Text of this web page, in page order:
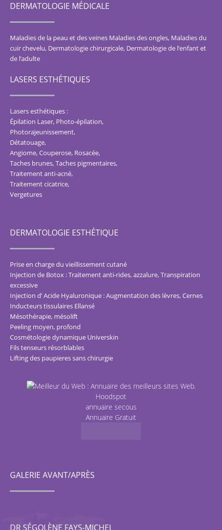
DERMATOLOGIE MÉDICALE
Maladies de la peau et des veines Maladies des ongles, Maladies du
cuir chevelu, Dermatologie chirurgicale, Dermatologie de l’enfant et
de l’adulte
LASERS ESTHÉTIQUES
Lasers esthétiques :
Épilation Laser, Photo-épilation,
Photorajeunissement,
Détatouage,
Angiome, Couperose, Rosacée,
Taches brunes, Taches pigmentaires,
Traitement anti-acné,
Traitement cicatrice,
Vergetures
DERMATOLOGIE ESTHÉTIQUE
Prise en charge du vieillissement cutané
Injection de Botox : Traitement anti-rides, azzalure, Transpiration
excessive
Injection d’ Acide Hyaluronique : Augmentation des lèvres, Cernes
Inducteurs tissulaires Ellansé
Mésothérapie, mésolift
Peeling moyen, profond
Cosmétologie dynamique Universkin
Fils tenseurs résorblables
Lifting des paupieres sans chirurgie
Hoodspot
annuaire secous
Annuaire Gratuit
GALERIE AVANT/APRÈS
DR SÉGOLÈNE FAYS-MICHEL